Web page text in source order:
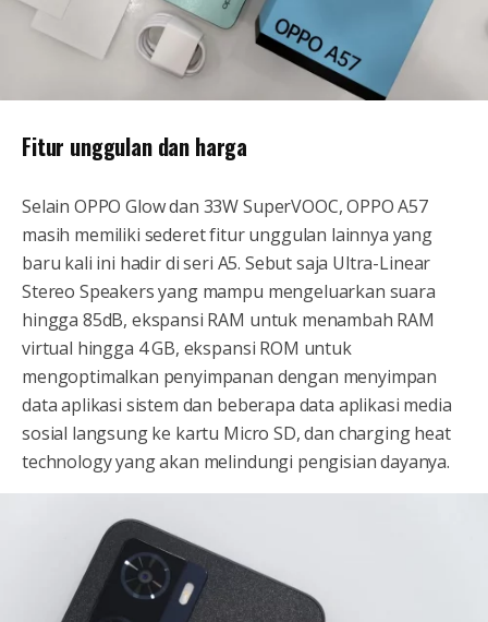
Fitur unggulan dan harga
Selain OPPO Glow dan 33W SuperVOOC, OPPO A57
masih memiliki sederet fitur unggulan lainnya yang
baru kali ini hadir di seri A5. Sebut saja Ultra-Linear
Stereo Speakers yang mampu mengeluarkan suara
hingga 85dB, ekspansi RAM untuk menambah RAM
virtual hingga 4 GB, ekspansi ROM untuk
mengoptimalkan penyimpanan dengan menyimpan
data aplikasi sistem dan beberapa data aplikasi media
sosial langsung ke kartu Micro SD, dan charging heat
technology yang akan melindungi pengisian dayanya.